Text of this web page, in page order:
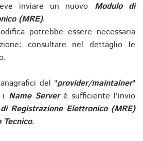
inviare un nuovo Modulo di
(MRE).
potrebbe essere necessaria
consultare nel dettaglio le
del "provider/maintainer"
i Name Serverè sufficiente l'invio
Registrazione Elettronico (MRE)
.